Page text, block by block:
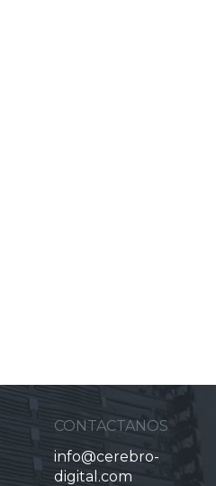
CONTACTANOS
info@cerebro-
digital.com